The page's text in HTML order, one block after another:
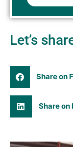
Let’s
Share on
Share on